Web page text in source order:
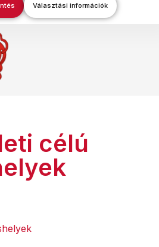
Választási információk
célú